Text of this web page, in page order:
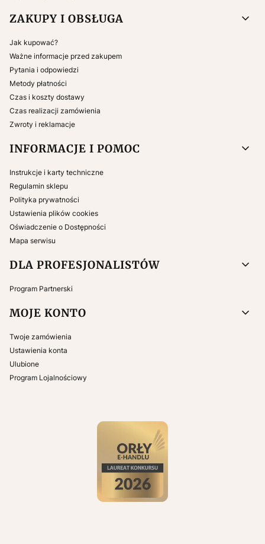
ZAKUPY I OBSŁUGA
Jak kupować?
Ważne informacje przed zakupem
Pytania i odpowiedzi
Metody płatności
Czas i koszty dostawy
Czas realizacji zamówienia
Zwroty i reklamacje
INFORMACJE I POMOC
Instrukcje i karty techniczne
Regulamin sklepu
Polityka prywatności
Ustawienia plików cookies
Oświadczenie o Dostępności
Mapa serwisu
DLA PROFESJONALISTÓW
Program Partnerski
MOJE KONTO
Twoje zamówienia
Ustawienia konta
Ulubione
Program Lojalnościowy